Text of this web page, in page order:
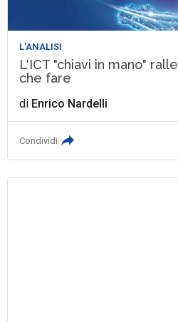
L'ANALISI
L'ICT "chiavi in mano"
che fare
di Enrico Nardelli
Condividi